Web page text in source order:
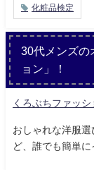
化粧品検定
30代メンズの
ョン」！
くろぶちファッシ
おしゃれな洋服
ど、誰でも簡単に